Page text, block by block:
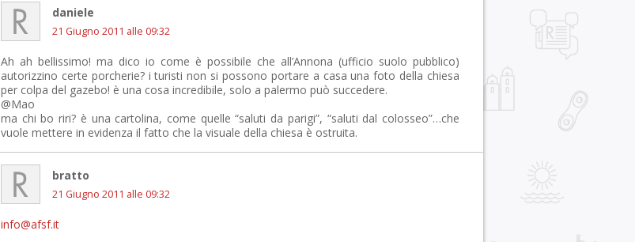
daniele
21 Giugno 2011 alle 09:32
Ah ah bellissimo! ma dico io come è possibile che all’Annona (ufficio suolo pubblico)
autorizzino certe porcherie? i turisti non si possono portare a casa una foto della chiesa
per colpa del gazebo! è una cosa incredibile, solo a palermo può succedere.
@Mao
ma chi bo riri? è una cartolina, come quelle “saluti da parigi”, “saluti dal colosseo”…che
vuole mettere in evidenza il fatto che la visuale della chiesa è ostruita.
bratto
21 Giugno 2011 alle 09:32
info@afsf.it